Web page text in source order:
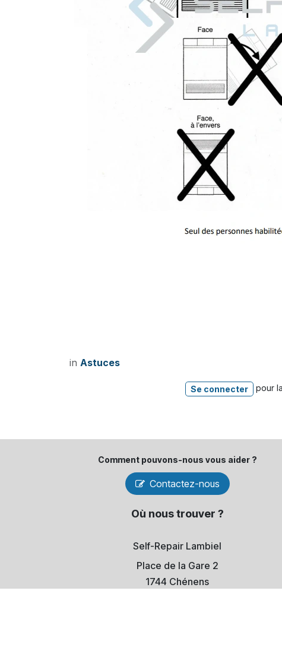
in Astuces
Se connecter pour
Comment pouvons-​nous vous aider ?
Contactez-nous
Où nous trouver ?
Self-Repair Lambiel
Place de la Gare 2
1744 Chénens